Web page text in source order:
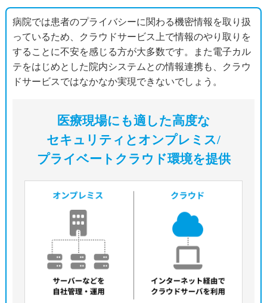
病院では患者のプライバシーに関わる機密情報を取り扱
っているため、クラウドサービス上で情報のやり取りを
することに不安を感じる方が大多数です。また電子カル
テをはじめとした院内システムとの情報連携も、クラウ
ドサービスではなかなか実現できないでしょう。
医療現場にも適した高度な
セキュリティと オンプレミス/
プライベートクラウド環境を提供